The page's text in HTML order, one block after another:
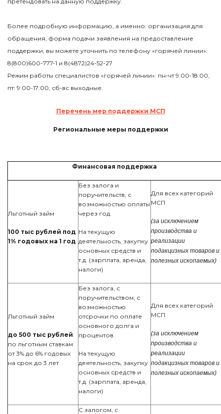
Более подробную информацию, а именно: организация для
обращения, форма подачи заявления на предоставление
поддержки, вы можете уточнить по телефону «горячей линии»:
8(800)600-777-1 и 8(4872)24-52-27
Режим работы специалистов «горячей линии»: пн-чт 9:00-18:00,
пт: 9:00-17:00, сб-вс выходные.
Перечень мер поддержки МСП
Региональные меры поддержки
Финансовая поддержка
Льготный займ
100 тыс рублей под
1% годовых на 1 год
Без залога и
поручительств, с
возможностью оплаты
через год.
На текущую
деятельность, закупку
основных средств и
т.д. (зарплата, аренда,
налоги)
Для всех категорий
МСП
(за исключением
производства и
реализации
подакцизных товаров и
полезных ископаемых)
Льготный займ
до 500 тыс рублей
по льготным ставкам
от 3% до 6% годовых
на срок до 3 лет
Без залога, с
поручительством, с
возможностью
отсрочки по оплате
основного долга и
процентов.
На текущую
деятельность, закупку
основных средств и
т.д. (зарплата, аренда,
налоги)
Для всех категорий
МСП
(за исключением
производства и
реализации
подакцизных товаров и
полезных ископаемых)
С залогом, с